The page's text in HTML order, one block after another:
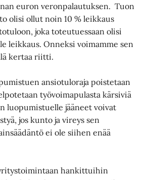
euron veronpalautuksen. Tuon
olisi ollut noin 10 % leikkaus
joka toteutuessaan olisi
leikkaus. Onneksi voimamme sen
kertaa riitti.
ansiotuloraja poistetaan
työvoimapulasta kärsiviä
luopumistuelle jääneet voivat
jos kunto ja vireys sen
ei ole siihen enää
hankittuihin